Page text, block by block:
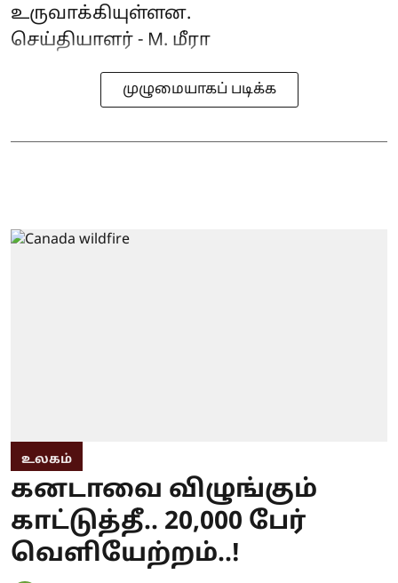
உருவாக்கியுள்ளன.
செய்தியாளர் - M. மீரா
முழுமையாகப் படிக்க
உலகம்
கனடாவை விழுங்கும்
காட்டுத்தீ.. 20,000 பேர்
வெளியேற்றம்..!